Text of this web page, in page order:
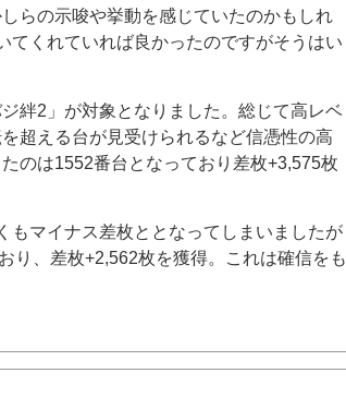
らの示唆や挙動を感じていたのかもしれ
てくれていれば良かったのですがそうはい
絆2」が対象となりました。総じて高レベ
超える台が見受けられるなど信憑性の高
のは1552番台となっており差枚+3,575枚
マイナス差枚ととなってしまいましたが
り、差枚+2,562枚を獲得。これは確信をも